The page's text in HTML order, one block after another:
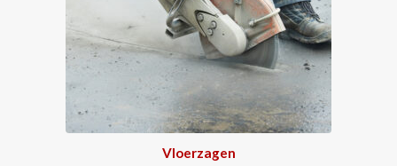
Vloerzagen